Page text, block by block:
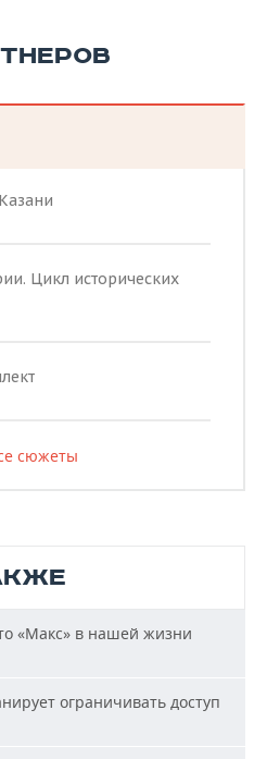
Цикл исторических
сюжеты
«Макс» в нашей жизни
ограничивать доступ